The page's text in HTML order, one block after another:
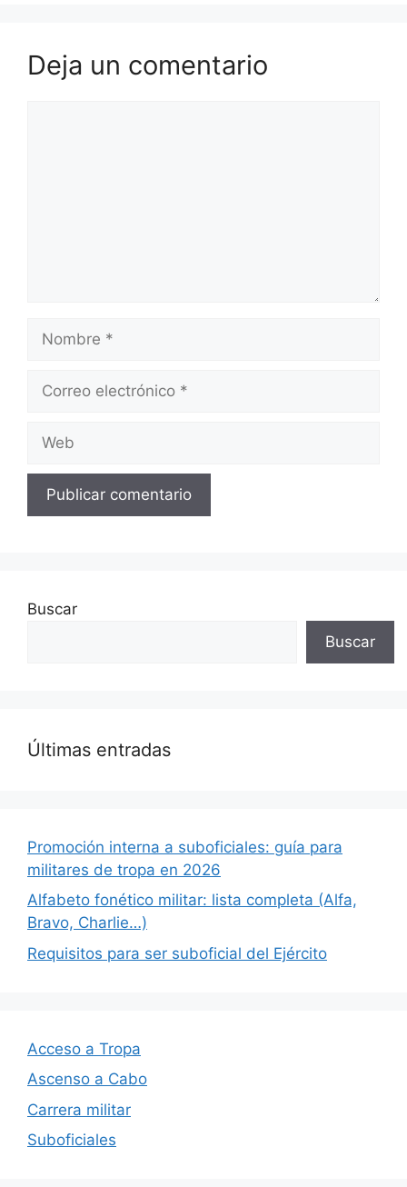
Deja un comentario
electrónico
Buscar
Buscar
Últimas entradas
Promoción interna a suboficiales: guía para
militares de tropa en 2026
Alfabeto fonético militar: lista completa (Alfa,
Bravo, Charlie…)
Requisitos para ser suboficial del Ejército
Acceso a Tropa
Ascenso a Cabo
Carrera militar
Suboficiales